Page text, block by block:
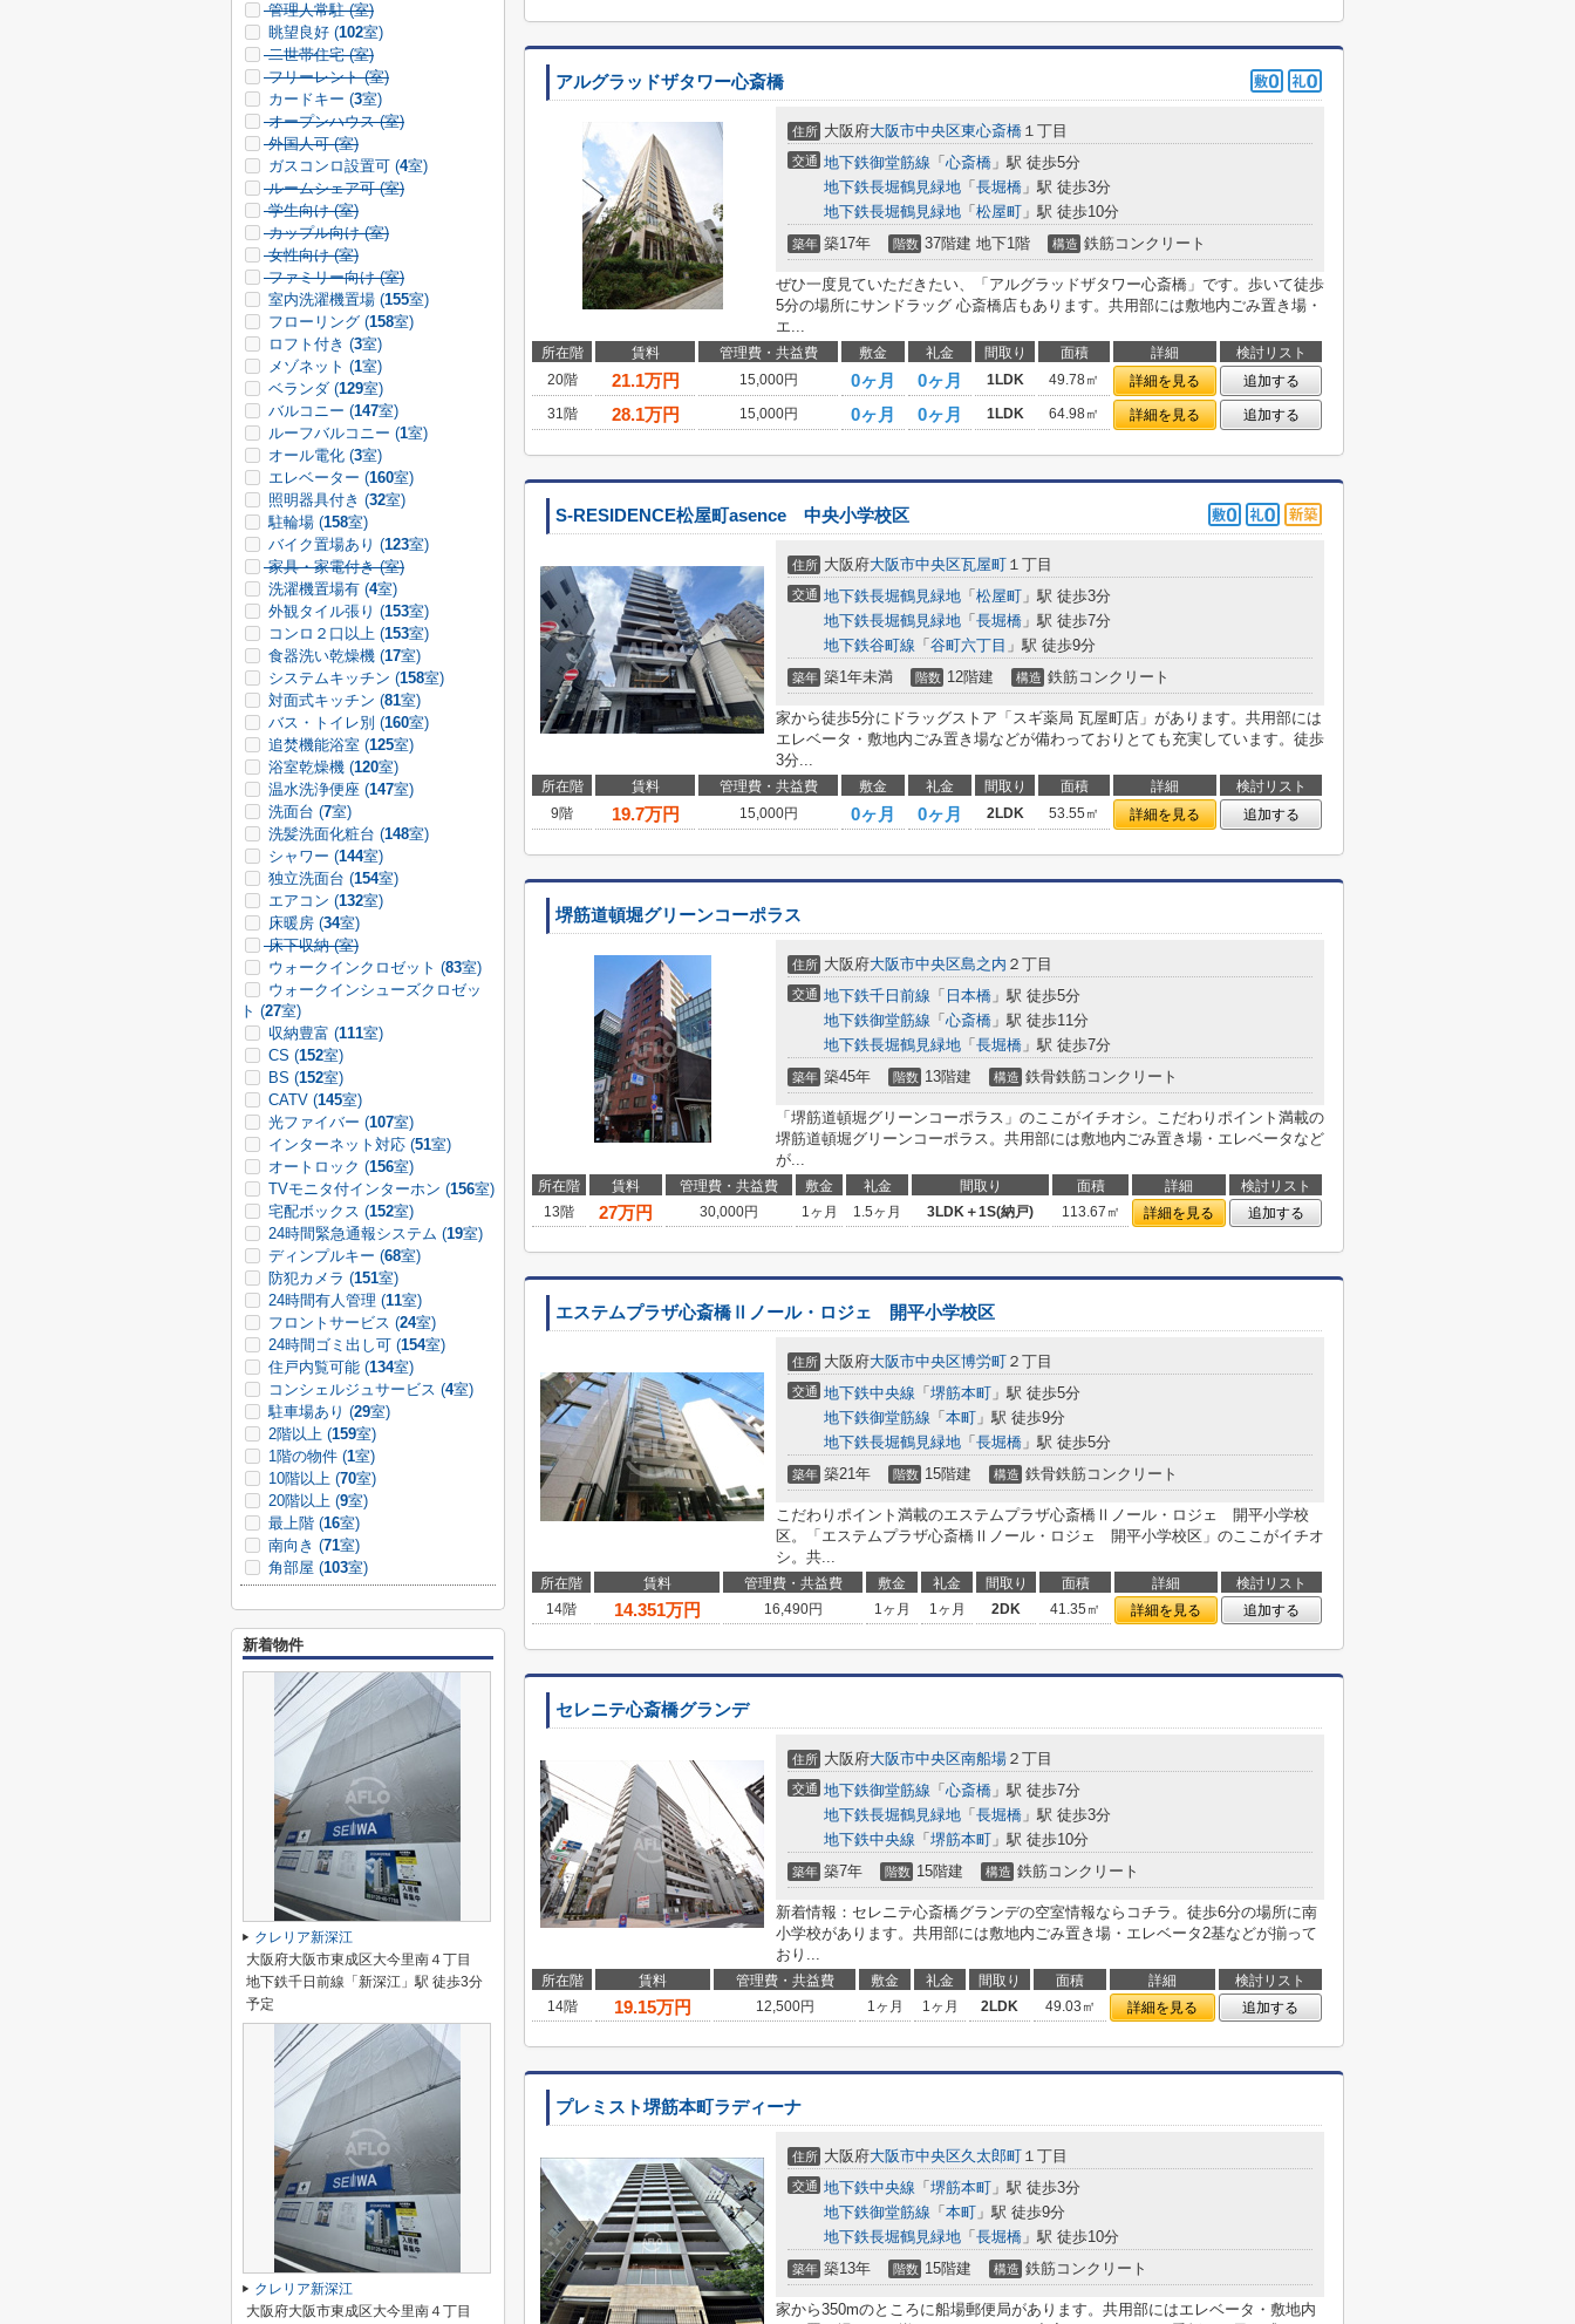
アルグラッドザタワー心斎橋
住所 大阪府大阪市中央区東心斎橋 １丁目
交通 地下鉄御堂筋線 「 心斎橋 」駅 徒歩5分
地下鉄長堀鶴見緑地 「 長堀橋 」駅 徒歩3分
地下鉄長堀鶴見緑地 「 松屋町 」駅 徒歩10分
築年 築17年 階数 37階建 地下1階 構造 鉄筋コンクリート
ぜひ一度見ていただきたい、「アルグラッドザタワー心斎橋」です。歩いて徒歩
5分の場所にサンドラッグ 心斎橋店もあります。共用部には敷地内ごみ置き場・
エ...
所在階 賃料 管理費・共益費 敷金 礼金 間取り 面積 詳細
検討リスト
20階
21.1万円 15,000円 0ヶ月 0ヶ月 1LDK 49.78㎡ 詳細を見る
追加する
31階
28.1万円 15,000円 0ヶ月 0ヶ月 1LDK 64.98㎡ 詳細を見る 追加する
S-RESIDENCE松屋町asence 中央小学校区
住所 大阪府大阪市中央区瓦屋町 １丁目
交通 地下鉄長堀鶴見緑地 「 松屋町 」駅 徒歩3分
地下鉄長堀鶴見緑地 「 長堀橋 」駅 徒歩7分
地下鉄谷町線 「 谷町六丁目 」駅 徒歩9分
築年 築1年未満 階数 12階建 構造 鉄筋コンクリート
家から徒歩5分にドラッグストア「スギ薬局 瓦屋町店」があります。共用部には
エレベータ・敷地内ごみ置き場などが備わっておりとても充実しています。徒歩
3分...
所在階 賃料 管理費・共益費 敷金 礼金 間取り 面積 詳細
検討リスト
9階
19.7万円 15,000円 0ヶ月 0ヶ月 2LDK 53.55㎡ 詳細を見る 追加する
堺筋道頓堀グリーンコーポラス
住所 大阪府大阪市中央区島之内 ２丁目
交通 地下鉄千日前線 「 日本橋 」駅 徒歩5分
地下鉄御堂筋線 「 心斎橋 」駅 徒歩11分
地下鉄長堀鶴見緑地 「 長堀橋 」駅 徒歩7分
築年 築45年 階数 13階建 構造 鉄骨鉄筋コンクリート
「堺筋道頓堀グリーンコーポラス」のここがイチオシ。こだわりポイント満載の
堺筋道頓堀グリーンコーポラス。共用部には敷地内ごみ置き場・エレベータなど
が...
所在階 賃料 管理費・共益費 敷金 礼金 間取り 面積 詳細
検討リスト
13階
27万円 30,000円 1ヶ月 1.5ヶ月 3LDK＋1S(納戸) 113.67㎡ 詳細を見る 追加する
エステムプラザ心斎橋Ⅱノール・ロジェ 開平小学校区
住所 大阪府大阪市中央区博労町 ２丁目
交通 地下鉄中央線 「 堺筋本町 」駅 徒歩5分
地下鉄御堂筋線 「 本町 」駅 徒歩9分
地下鉄長堀鶴見緑地 「 長堀橋 」駅 徒歩5分
築年 築21年 階数 15階建 構造 鉄骨鉄筋コンクリート
こだわりポイント満載のエステムプラザ心斎橋Ⅱノール・ロジェ 開平小学校
区。「エステムプラザ心斎橋Ⅱノール・ロジェ 開平小学校区」のここがイチオ
シ。共...
所在階 賃料 管理費・共益費 敷金 礼金 間取り 面積 詳細
検討リスト
14階
14.351万円 16,490円 1ヶ月 1ヶ月 2DK 41.35㎡ 詳細を見る 追加する
セレニテ心斎橋グランデ
住所 大阪府大阪市中央区南船場 ２丁目
交通 地下鉄御堂筋線 「 心斎橋 」駅 徒歩7分
地下鉄長堀鶴見緑地 「 長堀橋 」駅 徒歩3分
地下鉄中央線 「 堺筋本町 」駅 徒歩10分
築年 築7年 階数 15階建 構造 鉄筋コンクリート
新着情報：セレニテ心斎橋グランデの空室情報ならコチラ。徒歩6分の場所に南
小学校があります。共用部には敷地内ごみ置き場・エレベータ2基などが揃って
おり...
所在階 賃料 管理費・共益費 敷金 礼金 間取り 面積 詳細
検討リスト
14階
19.15万円 12,500円 1ヶ月 1ヶ月 2LDK 49.03㎡ 詳細を見る 追加する
プレミスト堺筋本町ラディーナ
住所 大阪府大阪市中央区久太郎町 １丁目
交通 地下鉄中央線 「 堺筋本町 」駅 徒歩3分
地下鉄御堂筋線 「 本町 」駅 徒歩9分
地下鉄長堀鶴見緑地 「 長堀橋 」駅 徒歩10分
築年 築13年 階数 15階建 構造 鉄筋コンクリート
家から350mのところに船場郵便局があります。共用部にはエレベータ・敷地内
管理人常駐 (室)
眺望良好 (102室)
二世帯住宅 (室)
フリーレント (室)
カードキー (3室)
オープンハウス (室)
外国人可 (室)
ガスコンロ設置可 (4室)
ルームシェア可 (室)
学生向け (室)
カップル向け (室)
女性向け (室)
ファミリー向け (室)
室内洗濯機置場 (155室)
フローリング (158室)
ロフト付き (3室)
メゾネット (1室)
ベランダ (129室)
バルコニー (147室)
ルーフバルコニー (1室)
オール電化 (3室)
エレベーター (160室)
照明器具付き (32室)
駐輪場 (158室)
バイク置場あり (123室)
家具・家電付き (室)
洗濯機置場有 (4室)
外観タイル張り (153室)
コンロ２口以上 (153室)
食器洗い乾燥機 (17室)
システムキッチン (158室)
対面式キッチン (81室)
バス・トイレ別 (160室)
追焚機能浴室 (125室)
浴室乾燥機 (120室)
温水洗浄便座 (147室)
洗面台 (7室)
洗髪洗面化粧台 (148室)
シャワー (144室)
独立洗面台 (154室)
エアコン (132室)
床暖房 (34室)
床下収納 (室)
ウォークインクロゼット (83室)
ウォークインシューズクロゼッ
ト (27室)
収納豊富 (111室)
CS (152室)
BS (152室)
CATV (145室)
光ファイバー (107室)
インターネット対応 (51室)
オートロック (156室)
TVモニタ付インターホン (156室)
宅配ボックス (152室)
24時間緊急通報システム (19室)
ディンプルキー (68室)
防犯カメラ (151室)
24時間有人管理 (11室)
フロントサービス (24室)
24時間ゴミ出し可 (154室)
住戸内覧可能 (134室)
コンシェルジュサービス (4室)
駐車場あり (29室)
2階以上 (159室)
1階の物件 (1室)
10階以上 (70室)
20階以上 (9室)
最上階 (16室)
南向き (71室)
角部屋 (103室)
新着物件
クレリア新深江
大阪府大阪市東成区大今里南４丁目
地下鉄千日前線「新深江」駅 徒歩3分
予定
クレリア新深江
大阪府大阪市東成区大今里南４丁目